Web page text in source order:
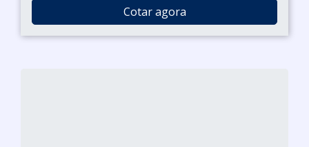
Cotar agora